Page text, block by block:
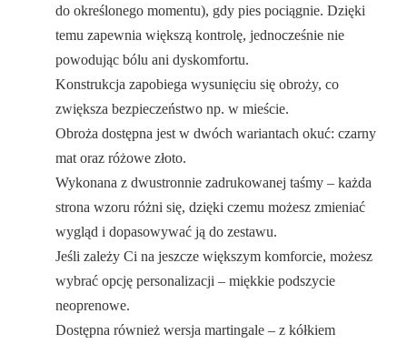
do określonego momentu), gdy pies pociągnie. Dzięki
temu zapewnia większą kontrolę, jednocześnie nie
powodując bólu ani dyskomfortu.
Konstrukcja zapobiega wysunięciu się obroży, co
zwiększa bezpieczeństwo np. w mieście.
Obroża dostępna jest w dwóch wariantach okuć: czarny
mat oraz różowe złoto.
Wykonana z dwustronnie zadrukowanej taśmy – każda
strona wzoru różni się, dzięki czemu możesz zmieniać
wygląd i dopasowywać ją do zestawu.
Jeśli zależy Ci na jeszcze większym komforcie, możesz
wybrać opcję personalizacji – miękkie podszycie
neoprenowe.
Dostępna również wersja martingale – z kółkiem